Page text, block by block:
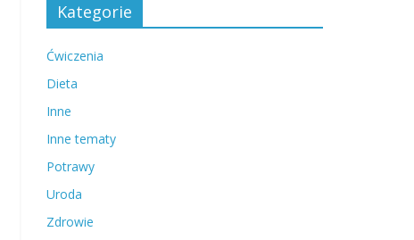
Kategorie
Ćwiczenia
Dieta
Inne
Inne tematy
Potrawy
Uroda
Zdrowie